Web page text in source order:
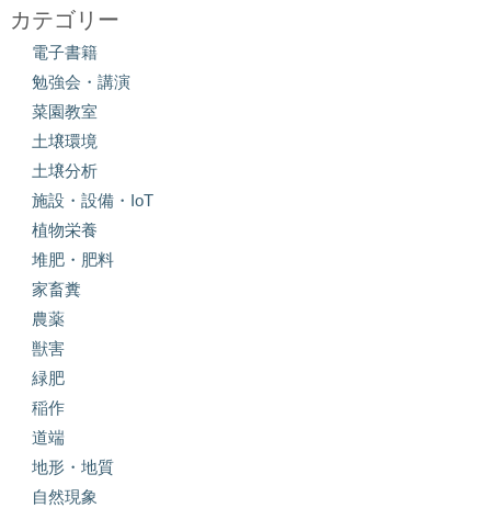
カテゴリー
電子書籍
勉強会・講演
菜園教室
土壌環境
土壌分析
施設・設備・IoT
植物栄養
堆肥・肥料
家畜糞
農薬
獣害
緑肥
稲作
道端
地形・地質
自然現象